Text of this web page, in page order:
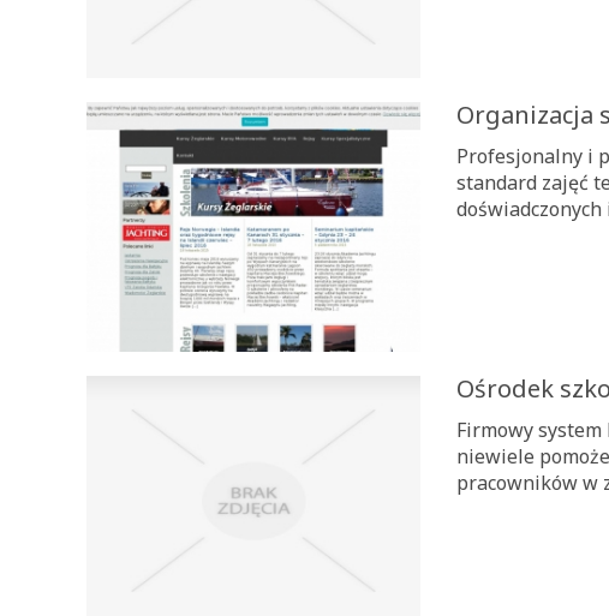
Organizacja
Profesjonalny i
standard zajęć
Ośrodek
Firmowy
niewiele
pracowników w